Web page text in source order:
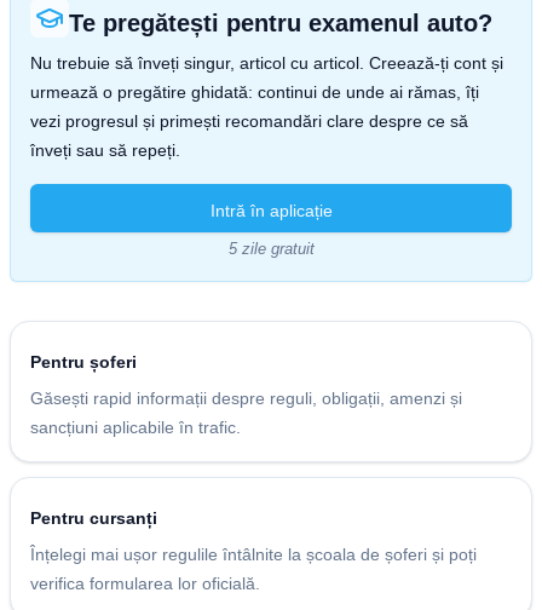
Te pregătești pentru examenul auto?
Nu trebuie să înveți singur, articol cu articol. Creează-ți cont și
urmează o pregătire ghidată: continui de unde ai rămas, îți
vezi progresul și primești recomandări clare despre ce să
înveți sau să repeți.
Intră în aplicație
5 zile gratuit
Pentru șoferi
Găsești rapid informații despre reguli, obligații, amenzi și
sancțiuni aplicabile în trafic.
Pentru cursanți
Înțelegi mai ușor regulile întâlnite la școala de șoferi și poți
verifica formularea lor oficială.